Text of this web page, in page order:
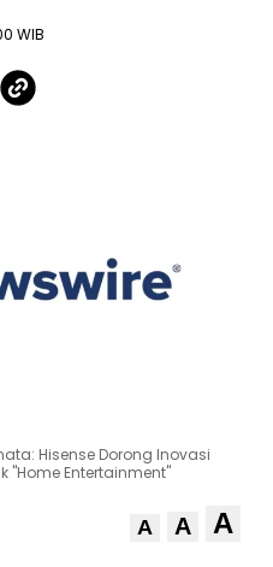
WIB
Hisense Dorong Inovasi
"Home Entertainment"
A A A